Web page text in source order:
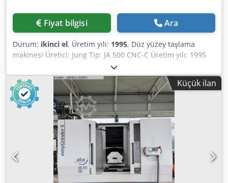
eksende dijital gösterge. Çözünürlük x ekseni 0.5my
Seçenekler: - İş parçası başlığında dijital göstergeli
enkoder - Taşlama başlığında dijital göstergeli enkoder
(yükseklik ayarı yok) mil ile mümkün) -Yeni sabit iç taşlama
cihazı çapı 80mm veya 100mm yükseklik ayarı ile. -Merkez
yüksekliğinin maksimuma çıkarılması. 225mm - Taşlama
mili için hız kontrolü İçermek: -İşletim aracı -Mandren için
sıkıştırma borusu Talep üzerine diğer aksesuarlar da
mevcuttur. Makine aracı şu anda aşağıdakilerle uyumlu
değil: BetrSichV 2015'teki gibi temel güvenlik ve koruma
gereklilikleri isminde. Gerekli asgari koruma hedefinde bir
artış, bir BetrSichV’ye göre risk değerlendirmesi.
Fiyat bilgisi Ara
Durum: ikinci el, Üretim yılı: 1995, Düz yüzey taşlama
makinesi Üretici: Jung Tip: JA 500 CNC-C Üretim yılı: 1995
Revizyon tarihi: 2003 Taşlama uzunluğu: 500 mm Taşlama
genişliği: 200 mm İş parçasının maksimum yüksekliği: 250
mm Masa boyutları X/Y: 600 mm / 200 mm Taşlama diski
çapı: 225 mm Taşlama diski genişliği: 25 mm Taşlama diski
deliği: 51 mm Devir sayısı: 4.200 devir/dakika Makine
ağırlığı: Yaklaşık 2.500 kg Dkjdpfx Abewp E Rgepjr 3926ä
Küçük ilan